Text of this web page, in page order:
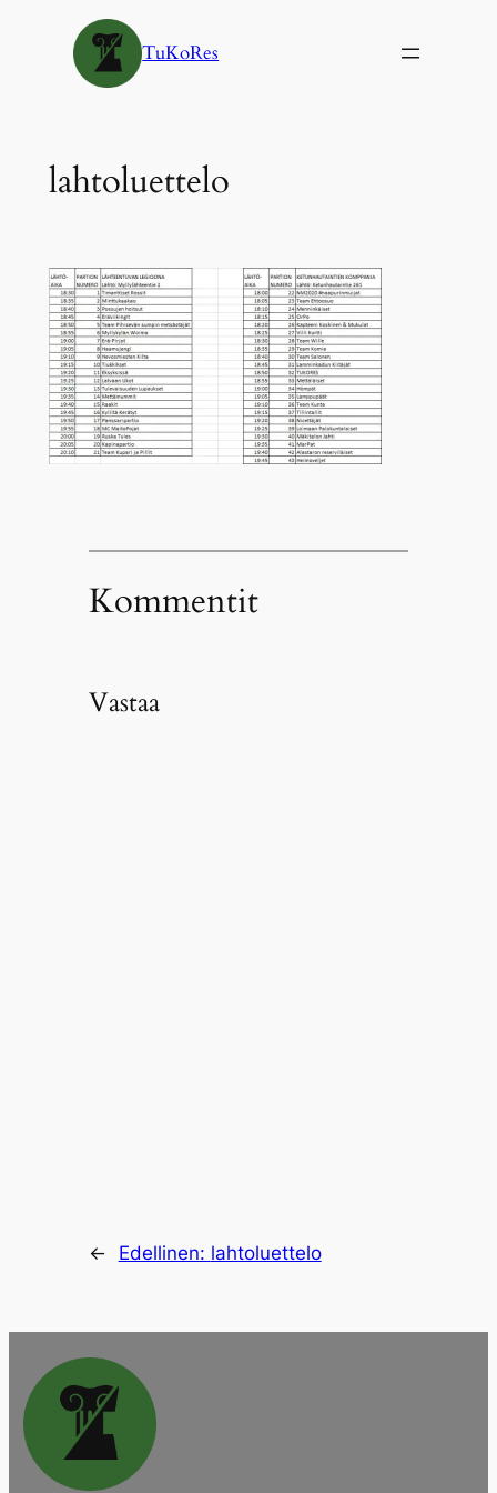
sisältöön
TuKoRes
lahtoluettelo
Kommentit
Vastaa
← Edellinen: lahtoluettelo